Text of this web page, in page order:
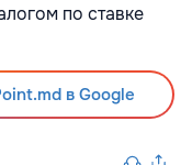
по ставке
в Google